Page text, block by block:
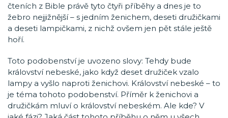
čteních z Bible právě tyto čtyři příběhy a dnes je to
žebro nejjižnější – s jedním ženichem, deseti družičkami
a deseti lampičkami, z nichž ovšem jen pět stále ještě
hoří.
Toto podobenství je uvozeno slovy: Tehdy bude
království nebeské, jako když deset družiček vzalo
lampy a vyšlo naproti ženichovi. Království nebeské – to
je téma tohoto podobenství. Příměr k ženichovi a
družičkám mluví o království nebeském. Ale kde? V